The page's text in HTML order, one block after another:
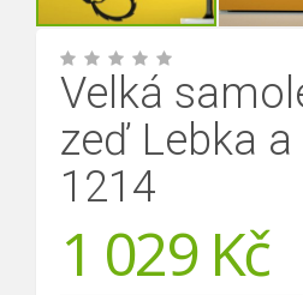
Velká
zeď Lebka
1214
1 029Kč